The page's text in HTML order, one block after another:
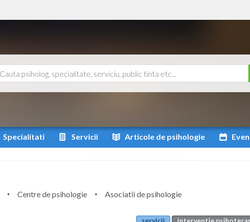
Specialitati Servicii Articole de psihologie
Centre de psihologie
Asociatii de psihologie
servicii
interventie